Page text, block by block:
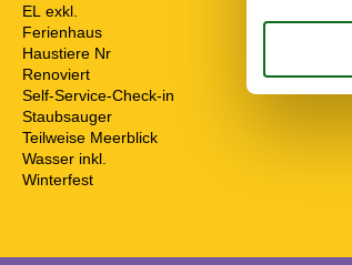
EL exkl.
Ferienhaus
Haustiere Nr
Renoviert
2023
Self-Service-Check-in
Staubsauger
Teilweise Meerblick
Wasser inkl.
Winterfest